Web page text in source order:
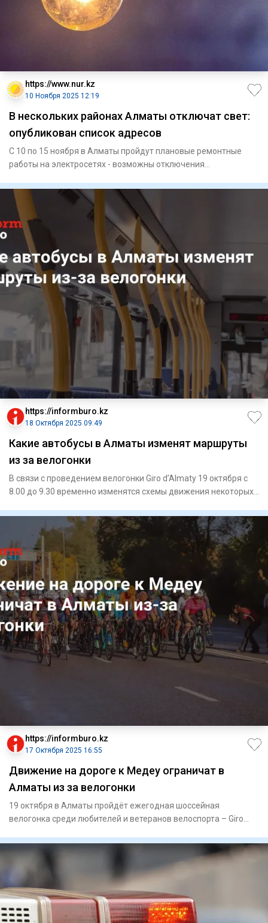
https://www.nur.kz
10 Ноября 2025 12:19
В нескольких районах Алматы отключат свет:
опубликован список адресов
С 10 по 15 ноября в Алматы пройдут плановые ремонтные
работы на электросетях - возможны отключения
https://informburo.kz
18 Октября 2025 09:49
Какие автобусы в Алматы изменят маршруты
из за велогонки
В связи с проведением велогонки Giro d’Almaty 19 октября с
8.00 до 9.30 временно изменятся схемы движения некоторых
https://informburo.kz
17 Октября 2025 16:55
Движение на дороге к Медеу ограничат в
Алматы из за велогонки
19 октября в Алматы пройдёт ежегодная шоссейная
велогонка среди любителей и ветеранов велоспорта – Giro